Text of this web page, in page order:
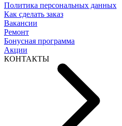
Политика персональных данных
Как сделать заказ
Вакансии
Ремонт
Бонусная программа
Акции
КОНТАКТЫ